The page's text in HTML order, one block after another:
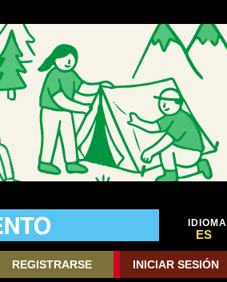
IDIOMA
ES
REGISTRARSE INICIAR SESIÓN